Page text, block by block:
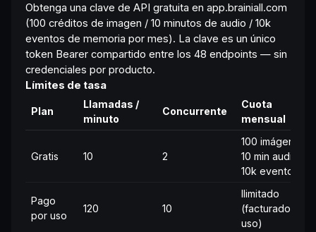
Obtenga una clave de API gratuita en app.brainiall.com
(100 créditos de imagen / 10 minutos de audio / 10k
eventos de memoria por mes). La clave es un único
token Bearer compartido entre los 48 endpoints — sin
credenciales por producto.
Límites de tasa
Plan
Llamadas /
minuto
Concurrente
Cuota
mensual
Gratis 10 2
100 imágenes /
10 min audio /
10k eventos
Pago
por uso
120 10
Ilimitado
(facturado por
uso)